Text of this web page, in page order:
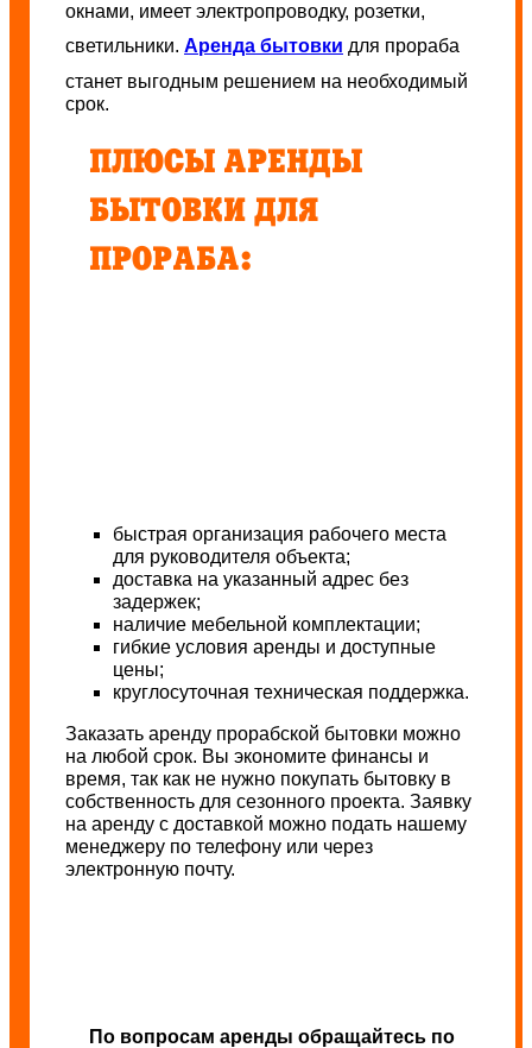
окнами, имеет электропроводку, розетки,
светильники. Аренда бытовки для прораба
станет выгодным решением на необходимый
срок.
ПЛЮСЫ АРЕНДЫ
БЫТОВКИ ДЛЯ
ПРОРАБА:
быстрая организация рабочего места
для руководителя объекта;
доставка на указанный адрес без
задержек;
наличие мебельной комплектации;
гибкие условия аренды и доступные
цены;
круглосуточная техническая поддержка.
Заказать аренду прорабской бытовки можно
на любой срок. Вы экономите финансы и
время, так как не нужно покупать бытовку в
собственность для сезонного проекта. Заявку
на аренду с доставкой можно подать нашему
менеджеру по телефону или через
электронную почту.
По вопросам аренды обращайтесь по